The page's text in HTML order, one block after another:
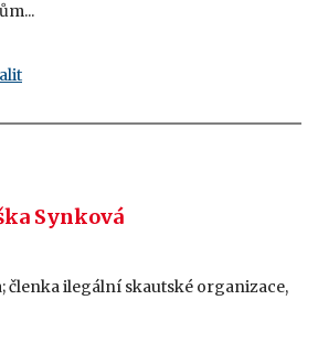
Synková
členka ilegální skautské organizace,